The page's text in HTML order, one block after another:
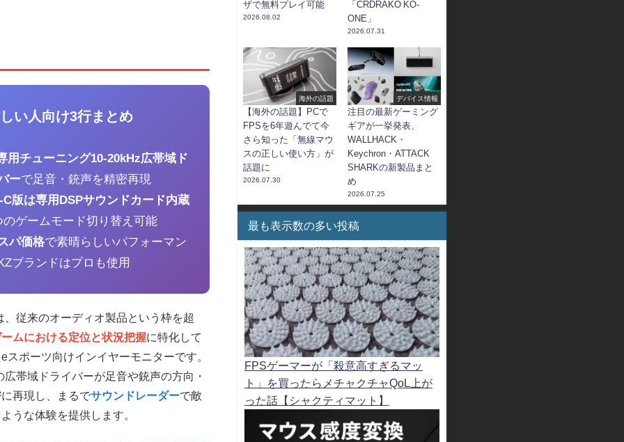
しい人向け3行まとめ
用チューニング10-20kHz広帯域ド
ーで足音・銃声を精密再現
C版は専用DSPサウンドカード内蔵
のゲームモード切り替え可能
パ価格で素晴らしいパフォーマン
ブランドはプロも使用
、従来のオーディオ製品という枠を超
ムにおける定位と状況把握に特化して
スポーツ向けインイヤーモニターです。
広帯域ドライバーが足音や銃声の方向・
再現し、まるでサウンドレーダーで敵
うな体験を提供します。
ザで無料プレイ可能
2026.08.02
「CRDRAKO KO-
ONE」
2026.07.31
海外の話題
【海外の話題】PCで
FPSを6年遊んでて今
さら知った「無線マウ
スの正しい使い方」が
話題に
2026.07.30
デバイス情報
注目の最新ゲーミング
ギアが一挙発表、
WALLHACK・
Keychron・ATTACK
SHARKの新製品まと
め
2026.07.25
最も表示数の多い投稿
FPSゲーマーが「殺意高すぎるマッ
ト」を買ったらメチャクチャQoL上が
った話【シャクティマット】